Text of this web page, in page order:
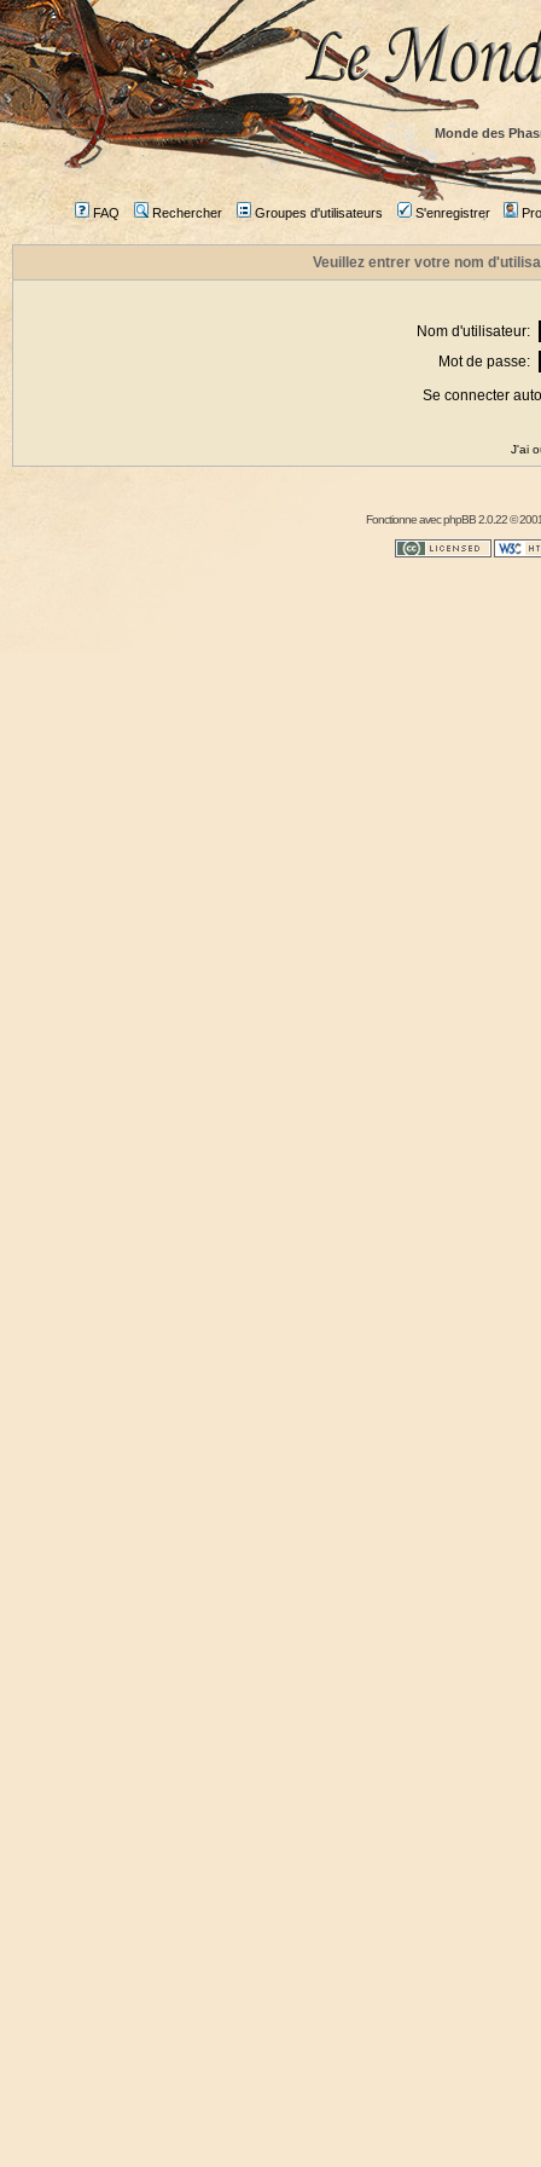
Monde des
FAQ Rechercher Groupes d'utilisateurs S'enregistrer
Veuillez entrer votre nom
Nom d'utilisateur:
Mot de passe:
Se connecter
J'ai
Fonctionne avecphpBB2.0.22 ©